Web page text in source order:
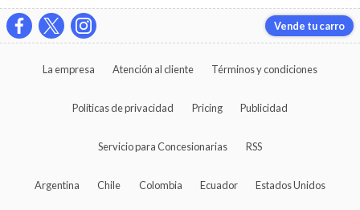
Vende tu carro
La empresa Atención al cliente Términos y condiciones
Políticas de privacidad Pricing Publicidad
Servicio para Concesionarias RSS
Argentina Chile Colombia Ecuador Estados Unidos